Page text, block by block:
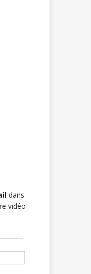
dans
vidéo